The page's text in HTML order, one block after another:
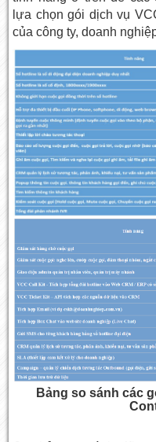
lựa chọn gói dịch vụ
của công ty, doanh
Bảng so sánh các